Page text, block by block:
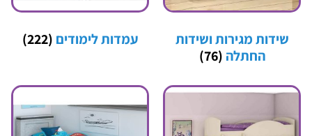
שידות מגירות ושידות
החתלה (76)
עמדות לימודים (222)